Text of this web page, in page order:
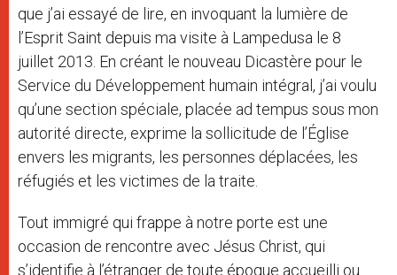
que j’ai essayé de lire, en invoquant la lumière de
l’Esprit Saint depuis ma visite à Lampedusa le 8
juillet 2013. En créant le nouveau Dicastère pour le
Service du Développement humain intégral, j’ai voulu
qu’une section spéciale, placée ad tempus sous mon
autorité directe, exprime la sollicitude de l’Église
envers les migrants, les personnes déplacées, les
réfugiés et les victimes de la traite.
Tout immigré qui frappe à notre porte est une
occasion de rencontre avec Jésus Christ, qui
s’identifie à l’étranger de toute époque accueilli ou